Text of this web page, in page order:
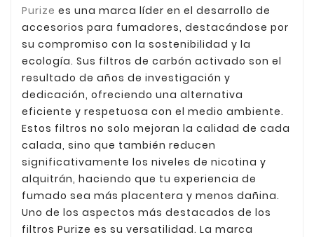
Purize es una marca líder en el desarrollo de
accesorios para fumadores, destacándose por
su compromiso con la sostenibilidad y la
ecología. Sus filtros de carbón activado son el
resultado de años de investigación y
dedicación, ofreciendo una alternativa
eficiente y respetuosa con el medio ambiente.
Estos filtros no solo mejoran la calidad de cada
calada, sino que también reducen
significativamente los niveles de nicotina y
alquitrán, haciendo que tu experiencia de
fumado sea más placentera y menos dañina.
Uno de los aspectos más destacados de los
filtros Purize es su versatilidad. La marca